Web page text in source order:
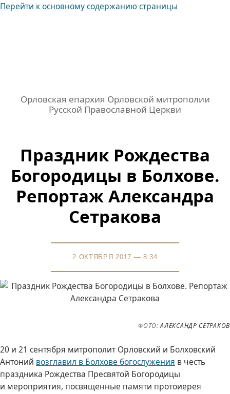
Перейти к основному содержанию страницы
Орловская епархия Орловской митрополии
Русской Православной Церкви
Праздник Рождества
Богородицы в Болхове.
Репортаж Александра
Сетракова
2 ОКТЯБРЯ 2017 — 8:34
ФОТО:АЛЕКСАНДР СЕТРАКОВ
20 и 21 сентября митрополит Орловский и Болховский
Антоний возглавил в Болхове богослужения в честь
праздника Рождества Пресвятой Богородицы
и мероприятия, посвященные памяти протоиерея